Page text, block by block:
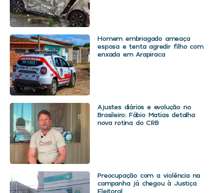
Homem embriagado ameaça
esposa e tenta agredir filho com
enxada em Arapiraca
Ajustes diários e evolução no
Brasileiro: Fábio Matias detalha
nova rotina do CRB
Preocupação com a violência na
campanha já chegou à Justiça
Eleitoral